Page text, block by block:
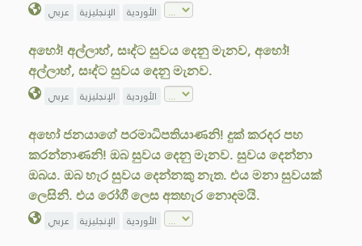
عربي الإنجليزية الأوردية
අහෝ! අල්ලාහ්, සඃද්ට සුවය දෙනු මැනව, අහෝ!
අල්ලාහ්, සඃද්ට සුවය දෙනු මැනව.
عربي الإنجليزية الأوردية
අහෝ ජනයාගේ පරමාධිපතියාණනි! දුක් කරදර පහ
කරන්නාණනි! ඔබ සුවය දෙනු මැනව. සුවය දෙන්නා
ඔබය. ඔබ හැර සුවය දෙන්නකු නැත. එය මනා සුවයක්
ලෙසිනි. එය රෝගී ලෙස අතහැර නොදමයි.
عربي الإنجليزية الأوردية